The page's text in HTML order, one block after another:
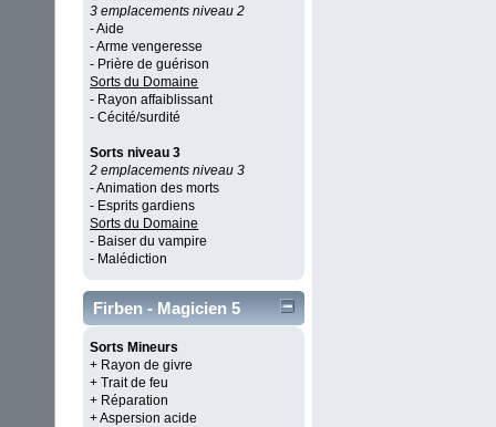
3 emplacements niveau 2
- Aide
- Arme vengeresse
- Prière de guérison
Sorts du Domaine
- Rayon affaiblissant
- Cécité/surdité
Sorts niveau 3
2 emplacements niveau 3
- Animation des morts
- Esprits gardiens
Sorts du Domaine
- Baiser du vampire
- Malédiction
Firben - Magicien 5
Sorts Mineurs
+ Rayon de givre
+ Trait de feu
+ Réparation
+ Aspersion acide